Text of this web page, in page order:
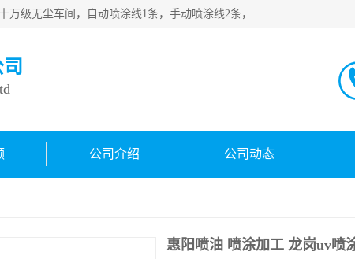
良鸿塑胶五金有限公司成 立于1998年，现厂房占地面积1200平方米，拥有十万级无尘车间，自动喷涂线1条，手动喷涂线2条，丝印移印滚印烫印拉线1条，本公司自建厂以来一直 以“顾客、品质、服务三个第一”为原则，从来货到处理、喷漆、烘烤、品检、包装等每一道工序都严格把持质量关，竭诚为广大朋友、客户服务。现如今已深得广 大客户信赖。
公司介绍 公司动态
惠阳喷油 喷涂加工 龙岗uv喷